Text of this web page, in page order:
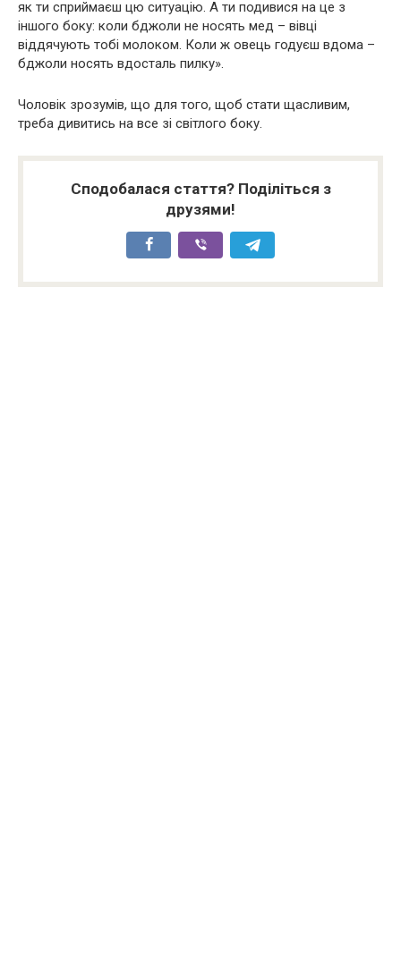
як ти сприймаєш цю ситуацію. А ти подивися на це з
іншого боку: коли бджоли не носять мед – вівці
віддячують тобі молоком. Коли ж овець годуєш вдома –
бджоли носять вдосталь пилку».
Чоловік зрозумів, що для того, щоб стати щасливим,
треба дивитись на все зі світлого боку.
Сподобалася стаття? Поділіться з
друзями!